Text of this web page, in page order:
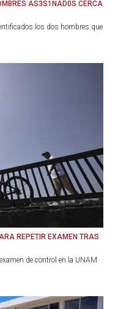
AS3S1NAD0S CERCA
los dos hombres que
REPETIR EXAMEN TRAS
de control en la UNAM